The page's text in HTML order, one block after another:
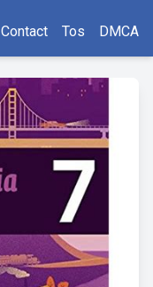
Contact Tos DMCA